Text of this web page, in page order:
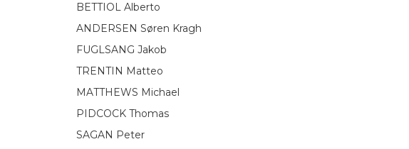
BETTIOL Alberto
ANDERSEN Søren Kragh
FUGLSANG Jakob
TRENTIN Matteo
MATTHEWS Michael
PIDCOCK Thomas
SAGAN Peter